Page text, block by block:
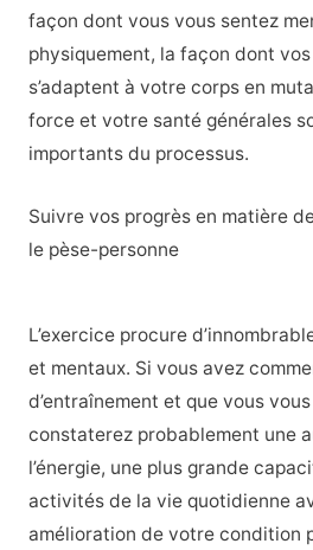
façon dont vous vous sentez
physiquement, la façon dont
s’adaptent à votre corps en
force et votre santé générales
importants du processus.
Suivre vos progrès en matière
le pèse-personne
L’exercice procure
et mentaux. Si vous avez
d’entraînement et que vous
constaterez probablement une
l’énergie, une plus grande
activités de la vie quotidienne
amélioration de votre condition